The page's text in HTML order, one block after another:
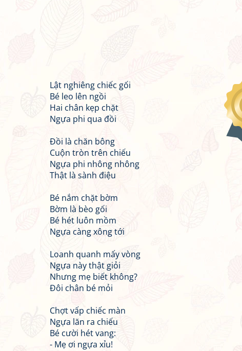
Lật nghiêng chiếc gối
Bé leo lên ngồi
Hai chân kẹp chặt
Ngựa phi qua đồi
Đồi là chăn bông
Cuộn tròn trên chiếu
Ngựa phi nhông nhông
Thật là sành điệu
Bé nắm chặt bờm
Bờm là bèo gối
Bé hét luôn mồm
Ngựa càng xông tới
Loanh quanh mấy vòng
Ngựa này thật giỏi
Nhưng mẹ biết không?
Đôi chân bé mỏi
Chợt vấp chiếc màn
Ngựa lăn ra chiếu
Bé cười hét vang:
- Mẹ ơi ngựa xỉu!